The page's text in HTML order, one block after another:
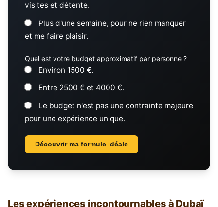
visites et détente.
Plus d'une semaine, pour ne rien manquer
et me faire plaisir.
Quel est votre budget approximatif par personne ?
Environ 1500 €.
Entre 2500 € et 4000 €.
Le budget n'est pas une contrainte majeure
pour une expérience unique.
Découvrir ma formule idéale
Les expériences incontournables à Dubaï